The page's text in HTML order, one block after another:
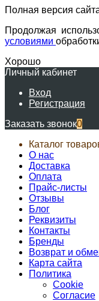
Полная версия
Продолжая
условиями
Хорошо
Личный кабинет
Вход
Регистрация
Заказать звонок0
Каталог
О нас
Доставка
Оплата
Прайс-листы
Отзывы
Блог
Реквизиты
Контакты
Бренды
Возврат и
Карта сайта
Политика
Cookie
Согласие